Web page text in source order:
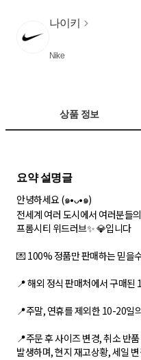
나이키
Nike
상품 정보
요약 설명글
안녕하세요 (๑•ᴗ•๑)
전세계 여러 도시에서 여러분들
프롬시티 위드러브✨ 💎입니다
💌 100% 정품만 판매하는 믿을
📍 해외 정식 판매처에서 구매된
📍주말, 연휴를 제외한 10-20일
📍주문 후 사이즈 변경, 취소 반
발생하며, 현지 재고상황, 세일